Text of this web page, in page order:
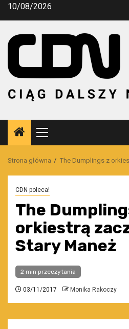
Przejdź
10/08/2026
Menu
główne
Strona główna The Dumplings z
CDN poleca!
The
orkiestrą
Stary Maneż
2 min przeczytania
03/11/2017 Monika Rakoczy